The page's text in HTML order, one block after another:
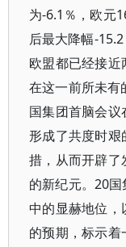
为-6.1％，欧元
后最大降幅-
欧盟都已经接
在这一前所未有
国集团首脑会
形成了共度时
措，从而开辟
的新纪元。20
中的显赫地位，
的预期，标示